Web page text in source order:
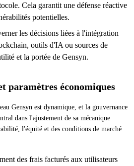
Cela garantit une défense réactive
potentielles.
les décisions liées à l'intégration
outils d'IA ou sources de
et la portée de Gensyn.
paramètres économiques
Gensyn est dynamique, et la gouvernance
dans l'ajustement de sa mécanique
l'équité et des conditions de marché
des frais facturés aux utilisateurs